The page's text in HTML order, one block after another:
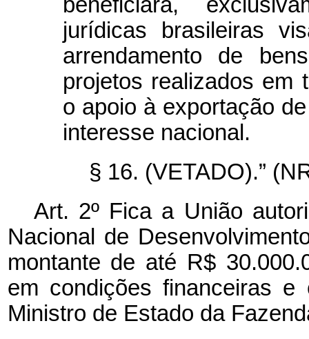
jurídicas brasileiras
arrendamento de
projetos realizados em
o apoio à exportação
interesse nacional.
§ 16. (VETADO).”
Art. 2º Fica a União
Nacional de
montante de até R$
em condições financeiras
Ministro de Estado da